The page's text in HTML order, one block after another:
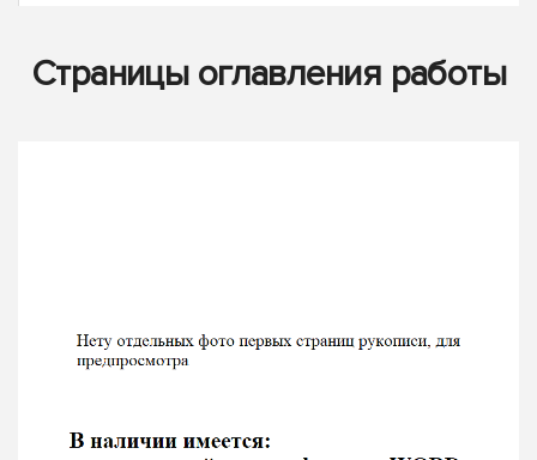
Страницы оглавления работы